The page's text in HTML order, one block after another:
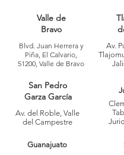
Valle de
Bravo
Blvd. Juan Herrera y
Piña, El Calvario,
51200, Valle de Bravo
Av.
San Pedro
Garza García
Av. del Roble, Valle
del Campestre
Guanajuato